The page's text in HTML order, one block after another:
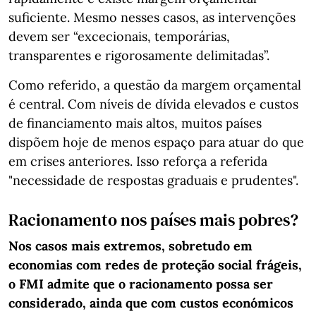
suficiente. Mesmo nesses casos, as intervenções
devem ser “excecionais, temporárias,
transparentes e rigorosamente delimitadas”.
Como referido, a questão da margem orçamental
é central. Com níveis de dívida elevados e custos
de financiamento mais altos, muitos países
dispõem hoje de menos espaço para atuar do que
em crises anteriores. Isso reforça a referida
"necessidade de respostas graduais e prudentes".
Racionamento nos países mais pobres?
Nos casos mais extremos, sobretudo em
economias com redes de proteção social frágeis,
o FMI admite que o racionamento possa ser
considerado, ainda que com custos económicos